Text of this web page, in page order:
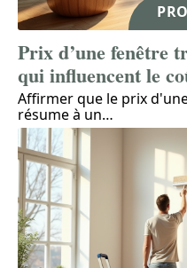
Prix d’une fenêtre
qui influencent le
Affirmer que le prix
résume à un…